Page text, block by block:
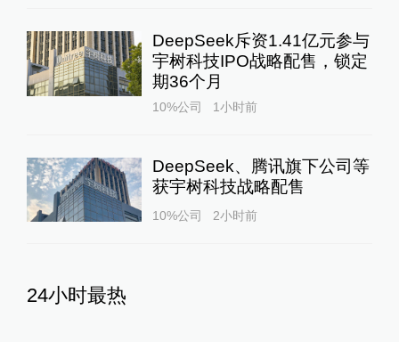
DeepSeek斥资1.41亿元参与
宇树科技IPO战略配售，锁定
期36个月
10%公司 1小时前
DeepSeek、腾讯旗下公司等
获宇树科技战略配售
10%公司 2小时前
24小时最热